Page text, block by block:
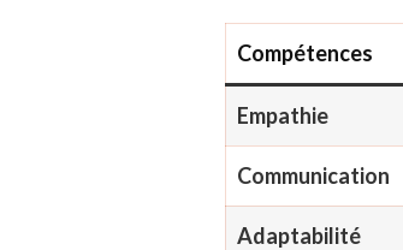
Compétences
Empathie
Communication
Adaptabilité